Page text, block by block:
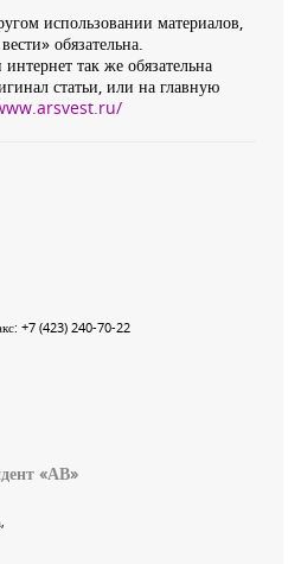
использовании материалов,
обязательна.
так же обязательна
статьи, или на главную
+7 (423) 240-70-22
«АВ»